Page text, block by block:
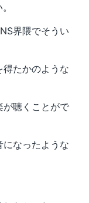
界隈でそうい
たかのような
が聴くことがで
なったような